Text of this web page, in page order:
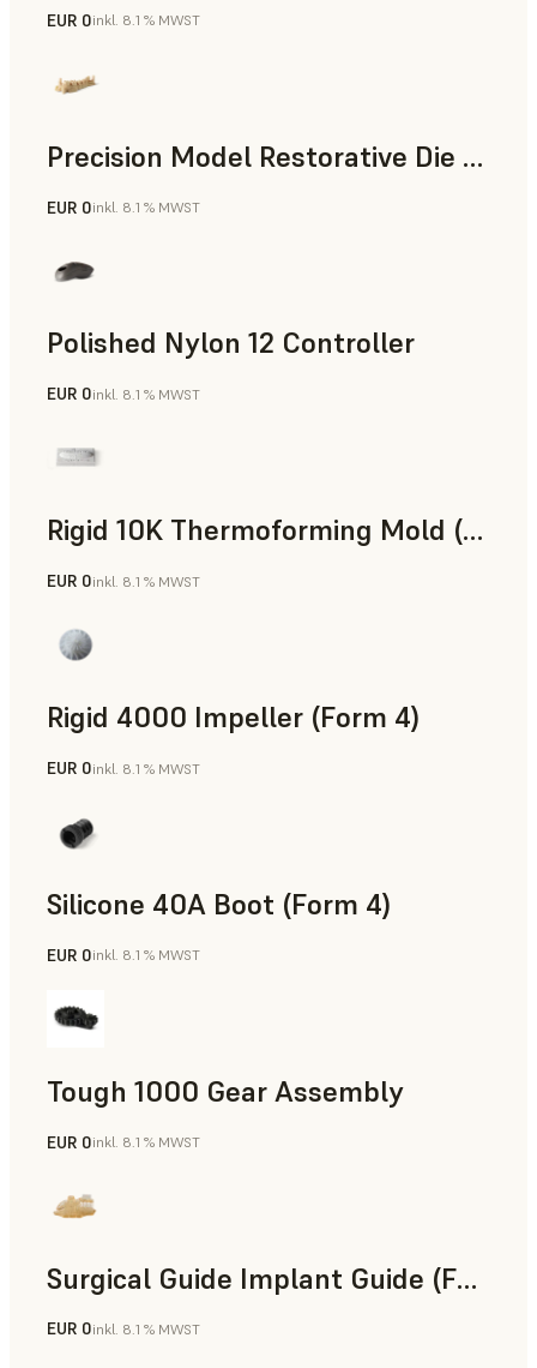
Zahnmedizin
EUR 0inkl. 8.1 % MWST
Precision Model Restorative Die Model
Zahnmedizin
EUR 0inkl. 8.1 % MWST
Polished Nylon 12 Controller
SLS-Pulver
EUR 0inkl. 8.1 % MWST
Rigid 10K Thermoforming Mold (Form 4)
Technik
EUR 0inkl. 8.1 % MWST
Rigid 4000 Impeller (Form 4)
Technik
EUR 0inkl. 8.1 % MWST
Silicone 40A Boot (Form 4)
Technik
EUR 0inkl. 8.1 % MWST
Tough 1000 Gear Assembly
Technik
EUR 0inkl. 8.1 % MWST
Surgical Guide Implant Guide (Form 4)
Zahnmedizin
EUR 0inkl. 8.1 % MWST